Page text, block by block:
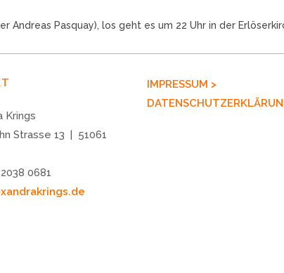
Andreas Pasquay), los geht es um 22 Uhr in der
Krings
Strasse 13 | 51061
0681
IMPRESSUM >